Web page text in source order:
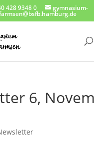
428 9348 0 gymnasium-
6,